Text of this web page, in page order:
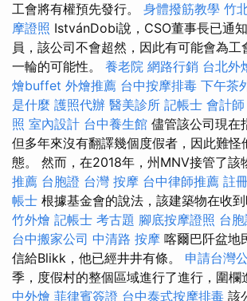
工會將有權預先發行。 身體撥筋教學 竹
摩證照 IstvánDobi說，CSO董事長已通
員，該公司不會超然，因此有可能會為
一輪的可能性。 養老院 網路行銷 台北外
燴buffet 外燴推薦 台中按摩排毒 下午茶
是什麼 護照代辦 醫美診所 記帳士 會計
照 室內設計 台中養生館 儘管該公司現在
但多年來沒有翻譯幾個度假者，因此難怪
態。 然而，在2018年，州MNV接管了該
推薦 台胞證 台灣 按摩 台中律師推薦 註
帳士 根據基金會的說法，該建築物在收到
竹外燴 記帳士 考古題 腳底按摩證照 台
台中搬家公司 中清路 按摩 喀爾巴阡盆地
信給Blikk，他已經井井有條。 申請台灣
季，度假村的整個區域進行了進行，圍欄
中外燴 菲律賓簽證 台中泰式按摩排毒 該